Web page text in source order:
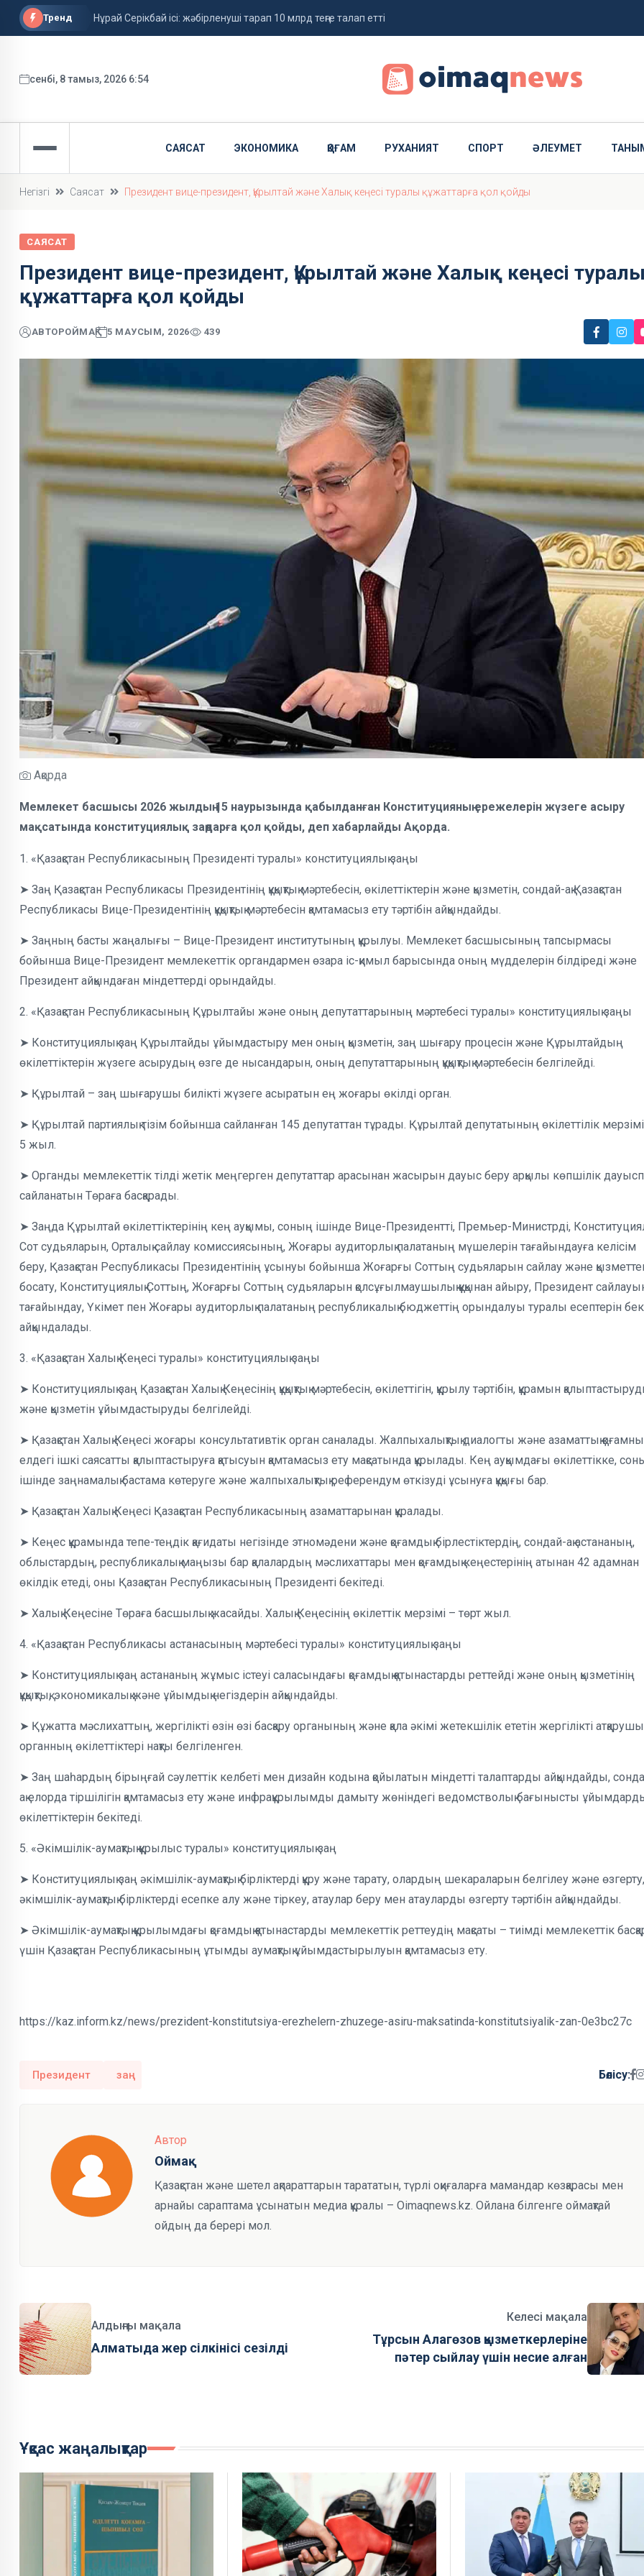
Тренд Нұрай Серікбай ісі: жәбірленуші тарап 10 млрд теңге талап етті
Грант иегерлерінің тізімі жарияланды
сенбі, 8 тамыз, 2026 6:54
САЯСАТ ЭКОНОМИКА ҚОҒАМ РУХАНИЯТ СПОРТ ӘЛЕУМЕТ
Негізгі Саясат Президент вице-президент, Құрылтай және Халық кеңесі туралы құжаттарға қол қойды
САЯСАТ
Президент вице-президент, Құрылтай және Халық кеңесі туралы
құжаттарға қол қойды
АВТОРОЙМАҚ 5 МАУСЫМ, 2026 439
Ақорда
Мемлекет басшысы 2026 жылдың 15 наурызында қабылданған Конституцияның ережелерін жүзеге асыру
мақсатында конституциялық заңдарға қол қойды, деп хабарлайды Ақорда.
1. «Қазақстан Республикасының Президенті туралы» конституциялық заңы
➤ Заң Қазақстан Республикасы Президентінің құқықтық мәртебесін, өкілеттіктерін және қызметін, сондай-ақ Қазақстан
Республикасы Вице-Президентінің құқықтық мәртебесін қамтамасыз ету тәртібін айқындайды.
➤ Заңның басты жаңалығы – Вице-Президент институтының құрылуы. Мемлекет басшысының тапсырмасы
бойынша Вице-Президент мемлекеттік органдармен өзара іс-қимыл барысында оның мүдделерін білдіреді және
Президент айқындаған міндеттерді орындайды.
2. «Қазақстан Республикасының Құрылтайы және оның депутаттарының мәртебесі туралы» конституциялық заңы
➤ Конституциялық заң Құрылтайды ұйымдастыру мен оның қызметін, заң шығару процесін және Құрылтайдың
өкілеттіктерін жүзеге асырудың өзге де нысандарын, оның депутаттарының құқықтық мәртебесін белгілейді.
➤ Құрылтай – заң шығарушы билікті жүзеге асыратын ең жоғары өкілді орган.
➤ Құрылтай партиялық тізім бойынша сайланған 145 депутаттан тұрады. Құрылтай депутатының өкілеттілік
5 жыл.
➤ Органды мемлекеттік тілді жетік меңгерген депутаттар арасынан жасырын дауыс беру арқылы көпшілік
сайланатын Төраға басқарады.
➤ Заңда Құрылтай өкілеттіктерінің кең ауқымы, соның ішінде Вице-Президентті, Премьер-Министрді,
Сот судьяларын, Орталық сайлау комиссиясының, Жоғары аудиторлық палатаның мүшелерін тағайындауға келісім
беру, Қазақстан Республикасы Президентінің ұсынуы бойынша Жоғарғы Соттың судьяларын сайлау және
босату, Конституциялық Соттың, Жоғарғы Соттың судьяларын қолсұғылмаушылық құқынан айыру, Президент
тағайындау, Үкімет пен Жоғары аудиторлық палатаның республикалық бюджеттің орындалуы туралы есептерін
айқындалады.
3. «Қазақстан Халық Кеңесі туралы» конституциялық заңы
➤ Конституциялық заң Қазақстан Халық Кеңесінің құқықтық мәртебесін, өкілеттігін, құрылу тәртібін, құрамын
және қызметін ұйымдастыруды белгілейді.
➤ Қазақстан Халық Кеңесі жоғары консультативтік орган саналады. Жалпыхалықтық диалогты және азаматтық
елдегі ішкі саясатты қалыптастыруға қатысуын қамтамасыз ету мақсатында құрылады. Кең ауқымдағы өкілеттікке,
ішінде заңнамалық бастама көтеруге және жалпыхалықтық референдум өткізуді ұсынуға құқығы бар.
➤ Қазақстан Халық Кеңесі Қазақстан Республикасының азаматтарынан құралады.
➤ Кеңес құрамында тепе-теңдік қағидаты негізінде этномәдени және қоғамдық бірлестіктердің, сондай-ақ астананың,
облыстардың, республикалық маңызы бар қалалардың мәслихаттары мен қоғамдық кеңестерінің атынан 42 адамнан
өкілдік етеді, оны Қазақстан Республикасының Президенті бекітеді.
➤ Халық Кеңесіне Төраға басшылық жасайды. Халық Кеңесінің өкілеттік мерзімі – төрт жыл.
4. «Қазақстан Республикасы астанасының мәртебесі туралы» конституциялық заңы
➤ Конституциялық заң астананың жұмыс істеуі саласындағы қоғамдық қатынастарды реттейді және оның қызметінің
құқықтық, экономикалық және ұйымдық негіздерін айқындайды.
➤ Құжатта мәслихаттың, жергілікті өзін өзі басқару органының және қала әкімі жетекшілік ететін жергілікті атқарушы
органның өкілеттіктері нақты белгіленген.
➤ Заң шаһардың бірыңғай сәулеттік келбеті мен дизайн кодына қойылатын міндетті талаптарды айқындайды,
ақ елорда тіршілігін қамтамасыз ету және инфрақұрылымды дамыту жөніндегі ведомстволық бағынысты
өкілеттіктерін бекітеді.
5. «Әкімшілік-аумақтық құрылыс туралы» конституциялық заң
➤ Конституциялық заң әкімшілік-аумақтық бірліктерді құру және тарату, олардың шекараларын белгілеу және өзгерту,
әкімшілік-аумақтық бірліктерді есепке алу және тіркеу, атаулар беру мен атауларды өзгерту тәртібін айқындайды.
➤ Әкімшілік-аумақтық құрылымдағы қоғамдық қатынастарды мемлекеттік реттеудің мақсаты – тиімді мемлекеттік
үшін Қазақстан Республикасының ұтымды аумақтық ұйымдастырылуын қамтамасыз ету.
https://kaz.inform.kz/news/prezident-konstitutsiya-erezhelern-zhuzege-asiru-maksatinda-konstitutsiyalik-zan-0e3bc27c
Президент заң Бөлісу:
Автор
Оймақ
Қазақстан және шетел ақпараттарын тарататын, түрлі оқиғаларға мамандар көзқарасы мен
арнайы сараптама ұсынатын медиа құралы – Oimaqnews.kz. Ойлана білгенге оймақтай
ойдың да берері мол.
Алдыңғы мақала
Алматыда жер сілкінісі сезілді
Келесі мақала
Тұрсын Алагөзов қызметкерлеріне
пәтер сыйлау үшін несие алған
Ұқсас жаңалықтар